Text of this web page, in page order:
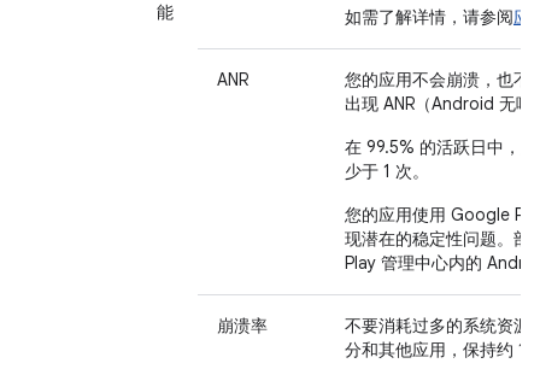
能
如需了解详情，请参阅应
ANR
您的应用不会崩溃，也不
出现 ANR（Android 无响
在 99.5% 的活跃日中，
少于 1 次。
您的应用使用 Google
现潜在的稳定性问题。
Play 管理中心内的
崩溃率
不要消耗过多的系统资源
分和其他应用，保持约